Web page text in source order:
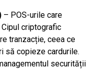
– POS-urile care
criptografic
tranzacție, ceea ce
să copieze cardurile.
securității